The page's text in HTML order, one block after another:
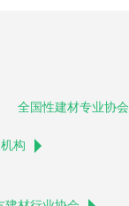
全国性建材专业协会
构